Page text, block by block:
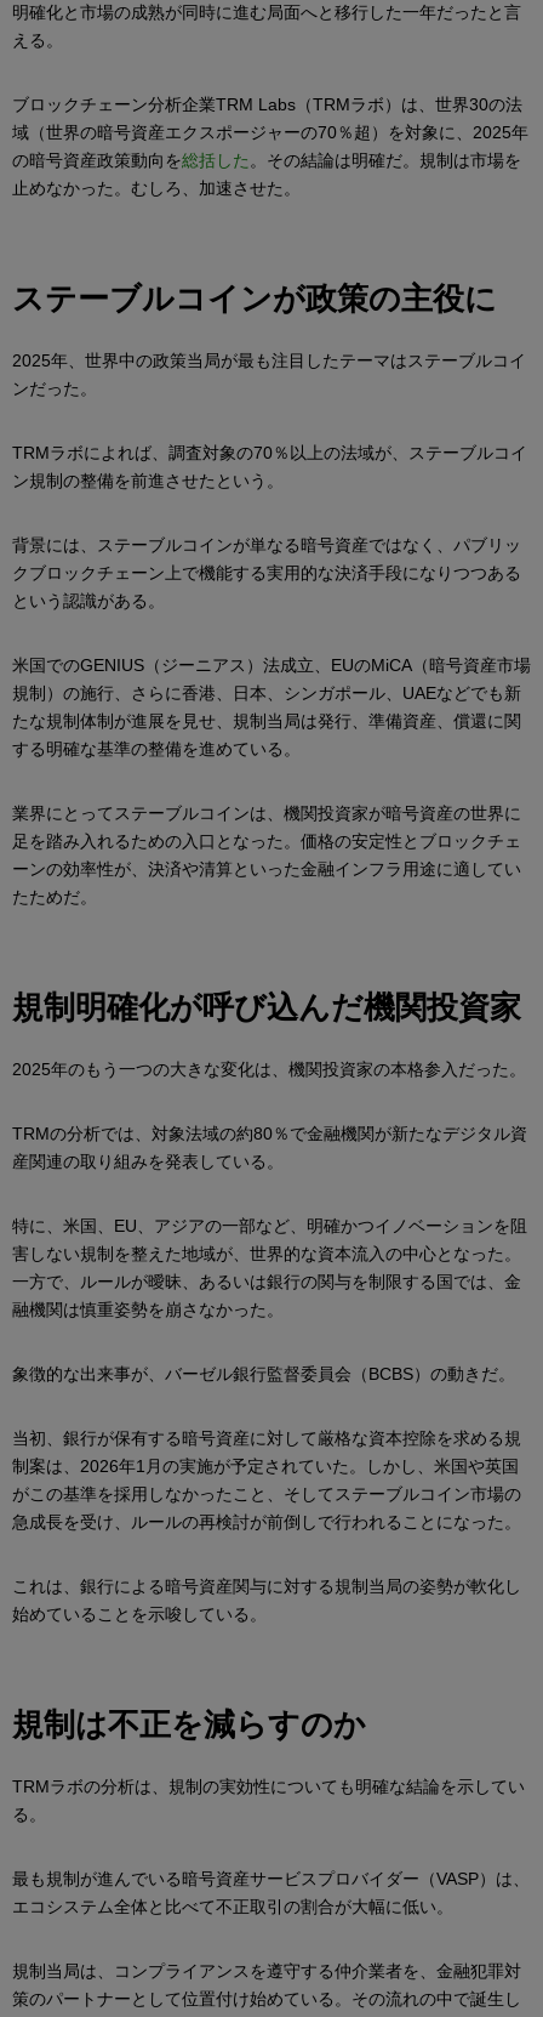
明確化と市場の成熟が同時に進む局面へと移行した一年だったと言
える。
ブロックチェーン分析企業TRM Labs（TRMラボ）は、世界30の法
域（世界の暗号資産エクスポージャーの70％超）を対象に、2025年
の暗号資産政策動向を総括した。その結論は明確だ。規制は市場を
止めなかった。むしろ、加速させた。
ステーブルコインが政策の主役に
2025年、世界中の政策当局が最も注目したテーマはステーブルコイ
ンだった。
TRMラボによれば、調査対象の70％以上の法域が、ステーブルコイ
ン規制の整備を前進させたという。
背景には、ステーブルコインが単なる暗号資産ではなく、パブリッ
クブロックチェーン上で機能する実用的な決済手段になりつつある
という認識がある。
米国でのGENIUS（ジーニアス）法成立、EUのMiCA（暗号資産市場
規制）の施行、さらに香港、日本、シンガポール、UAEなどでも新
たな規制体制が進展を見せ、規制当局は発行、準備資産、償還に関
する明確な基準の整備を進めている。
業界にとってステーブルコインは、機関投資家が暗号資産の世界に
足を踏み入れるための入口となった。価格の安定性とブロックチェ
ーンの効率性が、決済や清算といった金融インフラ用途に適してい
たためだ。
規制明確化が呼び込んだ機関投資家
2025年のもう一つの大きな変化は、機関投資家の本格参入だった。
TRMの分析では、対象法域の約80％で金融機関が新たなデジタル資
産関連の取り組みを発表している。
特に、米国、EU、アジアの一部など、明確かつイノベーションを阻
害しない規制を整えた地域が、世界的な資本流入の中心となった。
一方で、ルールが曖昧、あるいは銀行の関与を制限する国では、金
融機関は慎重姿勢を崩さなかった。
象徴的な出来事が、バーゼル銀行監督委員会（BCBS）の動きだ。
当初、銀行が保有する暗号資産に対して厳格な資本控除を求める規
制案は、2026年1月の実施が予定されていた。しかし、米国や英国
がこの基準を採用しなかったこと、そしてステーブルコイン市場の
急成長を受け、ルールの再検討が前倒しで行われることになった。
これは、銀行による暗号資産関与に対する規制当局の姿勢が軟化し
始めていることを示唆している。
規制は不正を減らすのか
TRMラボの分析は、規制の実効性についても明確な結論を示してい
る。
最も規制が進んでいる暗号資産サービスプロバイダー（VASP）は、
エコシステム全体と比べて不正取引の割合が大幅に低い。
規制当局は、コンプライアンスを遵守する仲介業者を、金融犯罪対
策のパートナーとして位置付け始めている。その流れの中で誕生し